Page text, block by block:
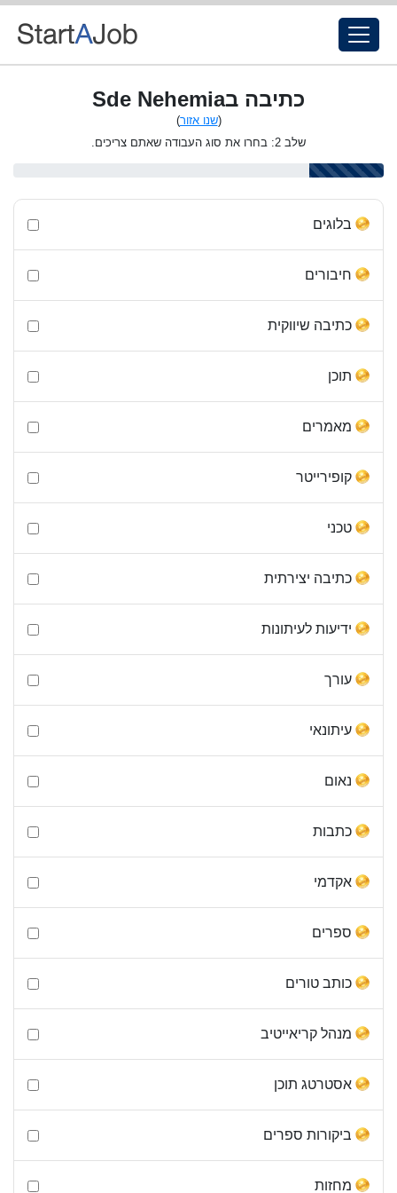
כתיבה בSde Nehemia
(שנו אזור)
שלב 2: בחרו את סוג העבודה שאתם צריכים.
בלוגים
חיבורים
כתיבה שיווקית
תוכן
מאמרים
קופירייטר
טכני
כתיבה יצירתית
ידיעות לעיתונות
עורך
עיתונאי
נאום
כתבות
אקדמי
ספרים
כותב טורים
מנהל קריאייטיב
אסטרטג תוכן
ביקורות ספרים
מחזות